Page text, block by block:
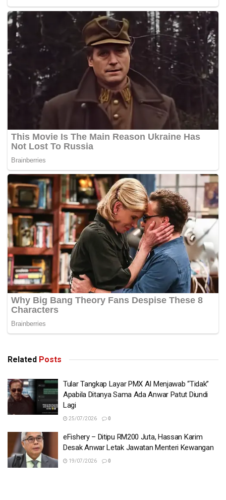
Related Posts
Tular Tangkap Layar PMX AI Menjawab “Tidak”
Apabila Ditanya Sama Ada Anwar Patut Diundi
Lagi
25/07/2026 0
eFishery – Ditipu RM200 Juta, Hassan Karim
Desak Anwar Letak Jawatan Menteri Kewangan
19/07/2026 0